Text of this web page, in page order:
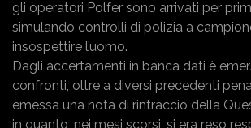
gli operatori Polfer sono arrivati per primi
simulando controlli di polizia a
insospettire l’uomo.
Dagli accertamenti in banca dati è
confronti, oltre a diversi precedenti
emessa una nota di rintraccio della
in quanto, nei mesi scorsi, si era reso